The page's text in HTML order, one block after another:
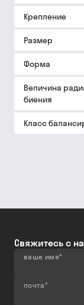
Крепление
Размер
Форма
Величина
биения
Класс
Свяжитесь с
ваше имя*
почта*